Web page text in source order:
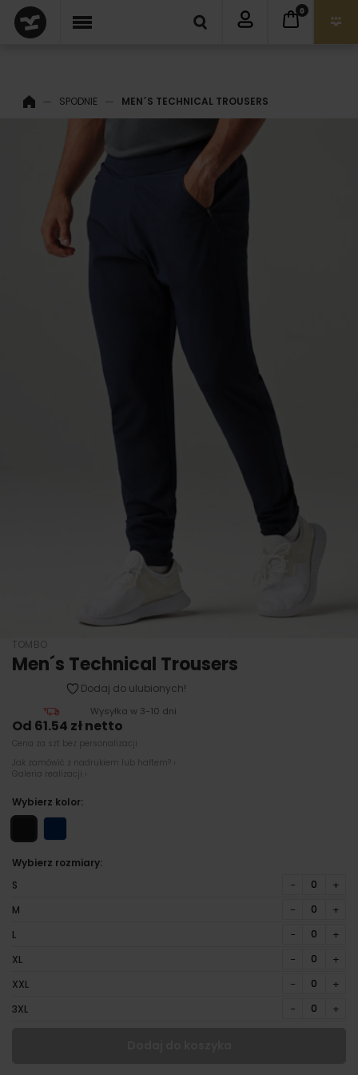
0
SPODNIE MEN´S TECHNICAL TROUSERS
TOMBO
Men´s Technical Trousers
Dodaj do ulubionych!
Wysyłka w 3-10 dni
Od 61.54 zł netto
Cena za szt bez personalizacji
Jak zamówić z nadrukiem lub haftem? ›
Galeria realizacji ›
Wybierz kolor:
Wybierz rozmiary:
S
− +
M − +
L − +
XL − +
XXL − +
3XL − +